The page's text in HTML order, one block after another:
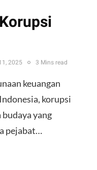
2025 3 Mins read
keuangan
korupsi
yang
pejabat…